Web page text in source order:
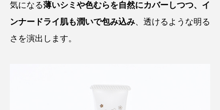
気になる薄いシミや色むらを自然にカバーしつつ、イ
ンナードライ肌も潤いで包み込み、透けるような明る
さを演出します。